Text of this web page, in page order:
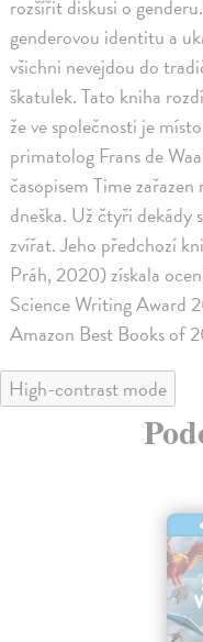
rozšířit diskusi o
genderovou identitu a
všichni nevejdou do
škatulek. Tato kniha
že ve společnosti je
primatolog Frans de
časopisem Time
dneška. Už čtyři dekády
zvířat. Jeho předchozí
Práh, 2020) získala
Science Writing Award
Amazon Best Books of
High-contrast mode